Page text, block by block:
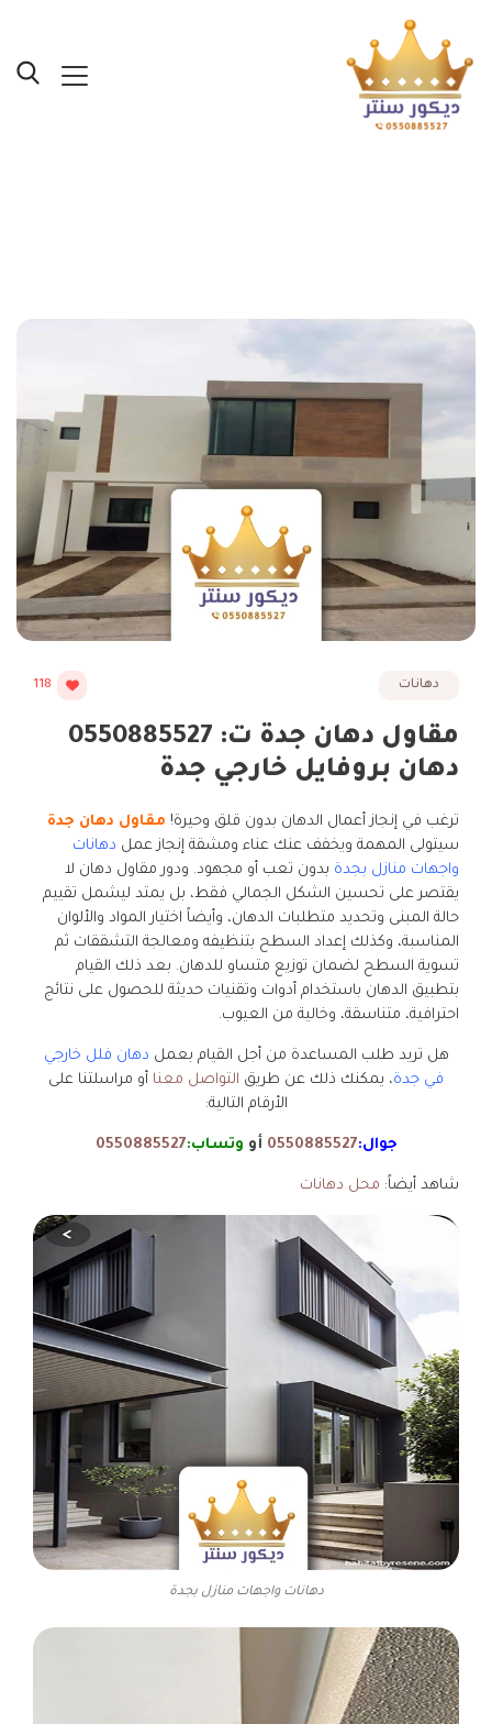
دهانات 118
مقاول دهان جدة ت: 0550885527
دهان بروفايل خارجي جدة
ترغب في إنجاز أعمال الدهان بدون قلق وحيرة! مقاول دهان جدة
سيتولى المهمة ويخفف عنك عناء ومشقة إنجاز عمل دهانات
واجهات منازل بجدة بدون تعب أو مجهود. ودور مقاول دهان لا
يقتصر على تحسين الشكل الجمالي فقط، بل يمتد ليشمل تقييم
حالة المبنى وتحديد متطلبات الدهان، وأيضاً اختيار المواد والألوان
المناسبة، وكذلك إعداد السطح بتنظيفه ومعالجة التشققات ثم
تسوية السطح لضمان توزيع متساو للدهان. بعد ذلك القيام
بتطبيق الدهان باستخدام أدوات وتقنيات حديثة للحصول على نتائج
احترافية، متناسقة، وخالية من العيوب.
هل تريد طلب المساعدة من أجل القيام بعمل دهان فلل خارجي
في جدة، يمكنك ذلك عن طريق التواصل معنا أو مراسلتنا على
الأرقام التالية:
جوال:0550885527 أو وتساب:0550885527
شاهد أيضاً: محل دهانات
دهانات واجهات منازل بجدة